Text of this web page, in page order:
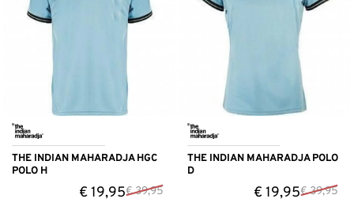
THE INDIAN MAHARADJA HGC
POLO H
€19,95€39,95
THE INDIAN MAHARADJA POLO
D
€19,95€39,95